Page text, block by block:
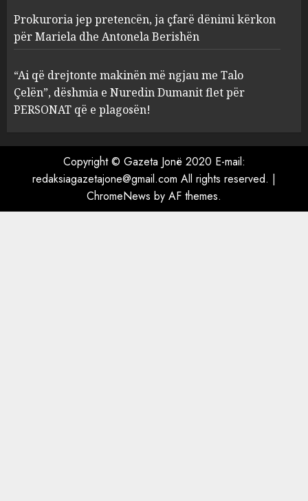
5
“Ai që drejtonte makinën më
ngjau me Talo Çelën”,
flet për PERSONAT që e
plagosën!
MARCH 25, 2025
Prokuroria jep pretencën, ja çfarë dënimi kërkon
për Mariela dhe Antonela Berishën
“Ai që drejtonte makinën më ngjau me Talo
Çelën”, dëshmia e Nuredin Dumanit flet për
PERSONAT që e plagosën!
Copyright © Gazeta Jonë 2020 E-mail:
redaksiagazetajone@gmail.com All rights reserved. |
ChromeNews by AF themes.